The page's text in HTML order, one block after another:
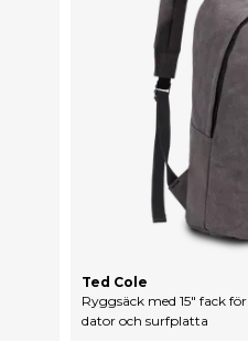
Ryggsäck med 15" fack för
dator och surfplatta
Ted Cole